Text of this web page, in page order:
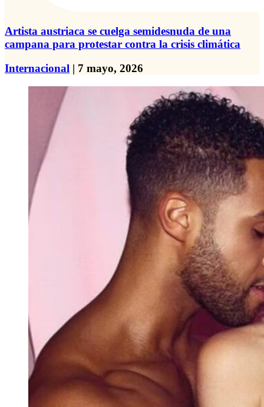
Artista austriaca se cuelga semidesnuda de una
campana para protestar contra la crisis climática
Internacional | 7 mayo, 2026